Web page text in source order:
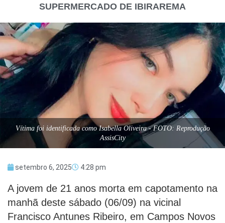
SUPERMERCADO DE IBIRAREMA
Vítima foi identificada como Isabella Oliveira - FOTO: Reprodução
AssisCity
setembro 6, 2025 4:28 pm
A jovem de 21 anos morta em capotamento na
manhã deste sábado (06/09) na vicinal
Francisco Antunes Ribeiro, em Campos Novos